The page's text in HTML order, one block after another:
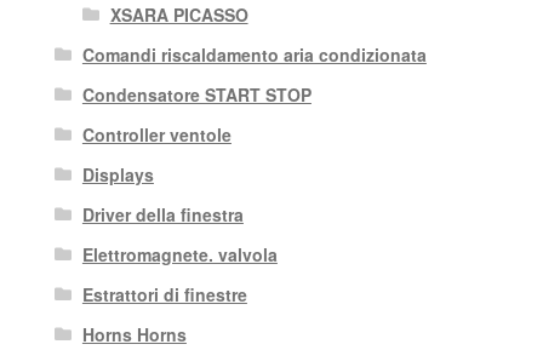
XSARA PICASSO
Comandi riscaldamento aria condizionata
Condensatore START STOP
Controller ventole
Displays
Driver della finestra
Elettromagnete. valvola
Estrattori di finestre
Horns Horns